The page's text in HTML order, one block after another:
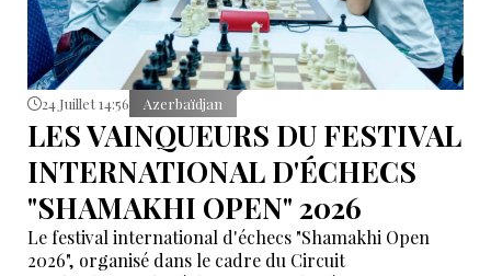
24 Juillet 14:56 Azerbaïdjan
LES VAINQUEURS DU FESTIVAL
INTERNATIONAL D'ÉCHECS
"SHAMAKHI OPEN" 2026
Le festival international d'échecs "Shamakhi Open
2026", organisé dans le cadre du Circuit